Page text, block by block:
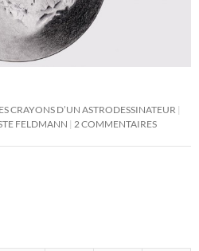
CRAYONS D’UN ASTRODESSINATEUR
FELDMANN 2 COMMENTAIRES